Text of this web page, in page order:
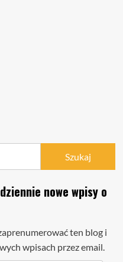
nowe wpisy o
ten blog i
wpisach przez email.